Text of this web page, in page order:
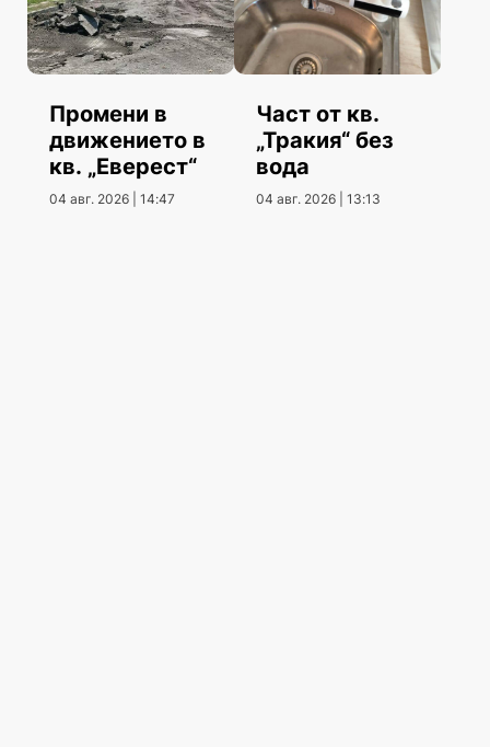
Промени в
движението в
кв. „Еверест“
04 авг. 2026 | 14:47
Част от кв.
„Тракия“ без
вода
04 авг. 2026 | 13:13